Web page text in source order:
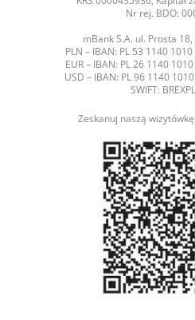
Nr rej. BDO:
mBank S.A. ul. Prosta
PLN – IBAN: PL 53 1140
EUR – IBAN: PL 26 1140
USD – IBAN: PL 96 1140
SWIFT:
Zeskanuj naszą